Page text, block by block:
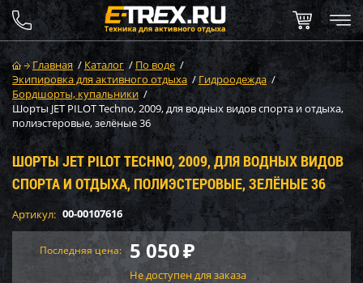
Главная / Каталог / По воде /
Экипировка для активного отдыха / Гидроодежда /
Бордшорты, купальники /
Шорты JET PILOT Techno, 2009, для водных видов спорта и отдыха,
полиэстеровые, зелёные 36
ШОРТЫ JET PILOT TECHNO, 2009, ДЛЯ ВОДНЫХ ВИДОВ
СПОРТА И ОТДЫХА, ПОЛИЭСТЕРОВЫЕ, ЗЕЛЁНЫЕ 36
Артикул: 00-00107616
Последняя цена: 5 050₽
Не доступен для заказа